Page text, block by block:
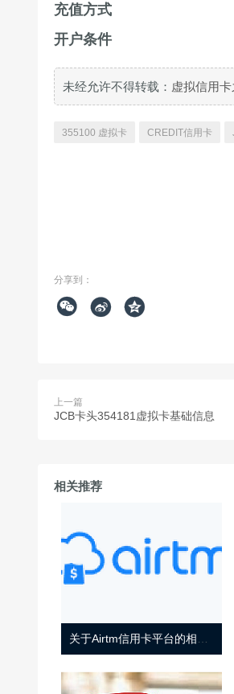
充值方式
开户条件
未经允许不得转载： 虚拟信用卡
355100 虚拟卡 CREDIT信用卡
分享到：
  
上一篇
JCB卡头354181虚拟卡基础信息
相关推荐